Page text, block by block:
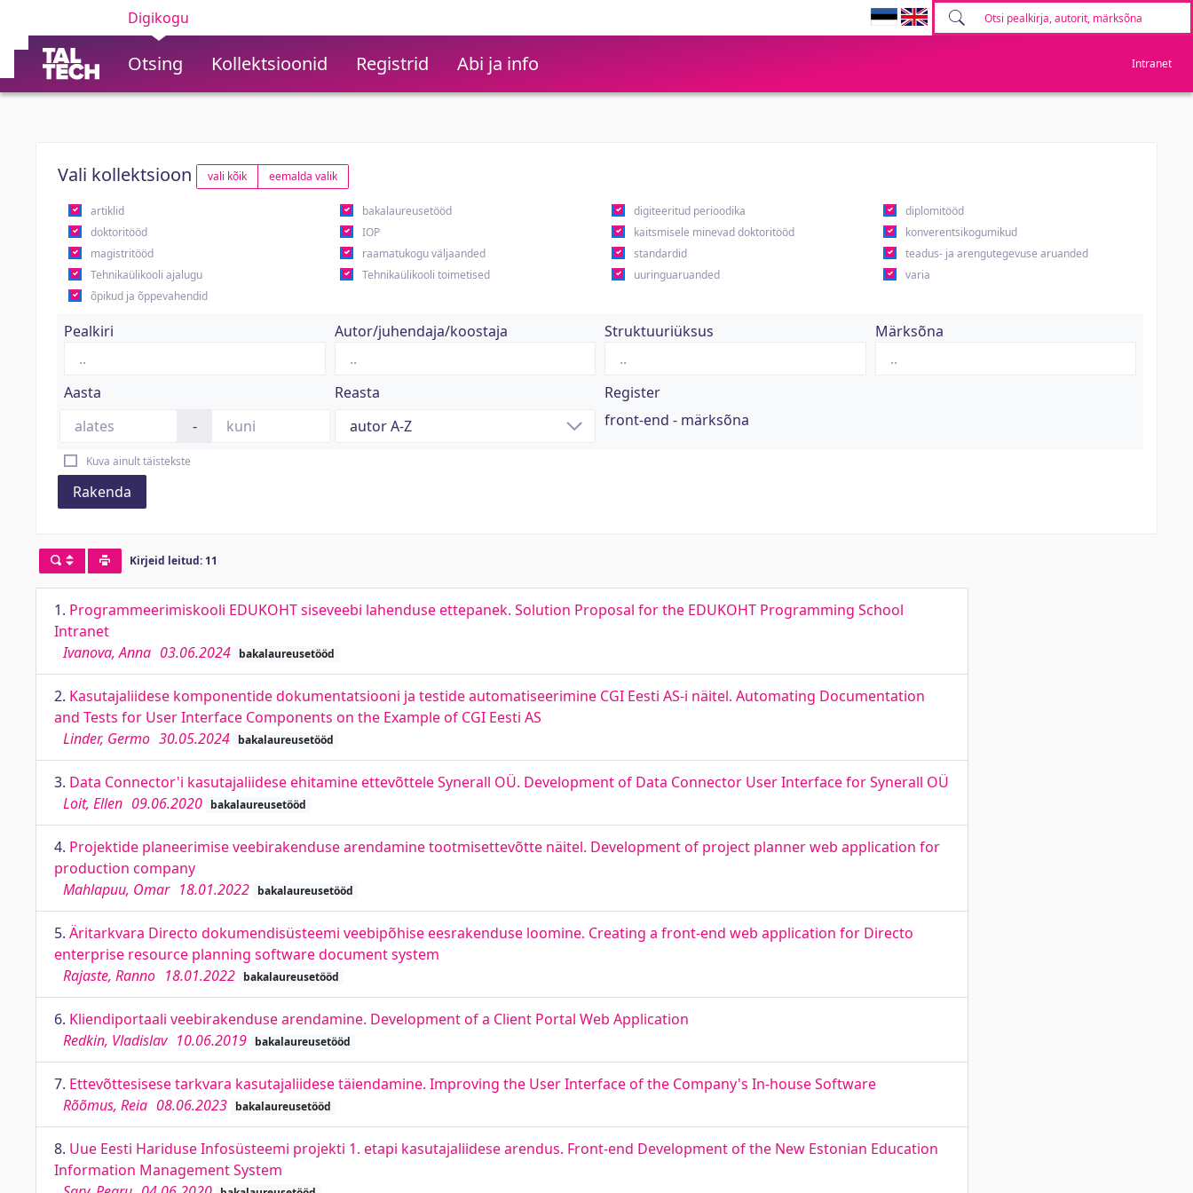
Digikogu
Otsing Kollektsioonid Registrid Abi ja info Intranet
Vali kollektsioon vali kõik eemalda valik
artiklid bakalaureusetööd digiteeritud perioodika
diplomitööd
doktoritööd
IOP kaitsmisele minevad doktoritööd
konverentsikogumikud
magistritööd
raamatukogu väljaanded standardid
teadus- ja arengutegevuse aruanded
Tehnikaülikooli ajalugu
Tehnikaülikooli toimetised uuringuaruanded
varia
õpikud ja õppevahendid
Pealkiri Autor/juhendaja/koostaja Struktuuriüksus Märksõna
Aasta
-
Reasta
Register
front-end - märksõna
Kuva ainult täistekste
Rakenda
Kirjeid leitud: 11
1. Programmeerimiskooli EDUKOHT siseveebi lahenduse ettepanek. Solution Proposal for the EDUKOHT Programming School
Intranet
Ivanova, Anna 03.06.2024 bakalaureusetööd
2. Kasutajaliidese komponentide dokumentatsiooni ja testide automatiseerimine CGI Eesti AS-i näitel. Automating Documentation
and Tests for User Interface Components on the Example of CGI Eesti AS
Linder, Germo 30.05.2024 bakalaureusetööd
3. Data Connector'i kasutajaliidese ehitamine ettevõttele Synerall OÜ. Development of Data Connector User Interface for Synerall OÜ
Loit, Ellen 09.06.2020 bakalaureusetööd
4. Projektide planeerimise veebirakenduse arendamine tootmisettevõtte näitel. Development of project planner web application for
production company
Mahlapuu, Omar 18.01.2022 bakalaureusetööd
5. Äritarkvara Directo dokumendisüsteemi veebipõhise eesrakenduse loomine. Creating a front-end web application for Directo
enterprise resource planning software document system
Rajaste, Ranno 18.01.2022 bakalaureusetööd
6. Kliendiportaali veebirakenduse arendamine. Development of a Client Portal Web Application
Redkin, Vladislav 10.06.2019 bakalaureusetööd
7. Ettevõttesisese tarkvara kasutajaliidese täiendamine. Improving the User Interface of the Company's In-house Software
Rõõmus, Reia 08.06.2023 bakalaureusetööd
8. Uue Eesti Hariduse Infosüsteemi projekti 1. etapi kasutajaliidese arendus. Front-end Development of the New Estonian Education
Information Management System